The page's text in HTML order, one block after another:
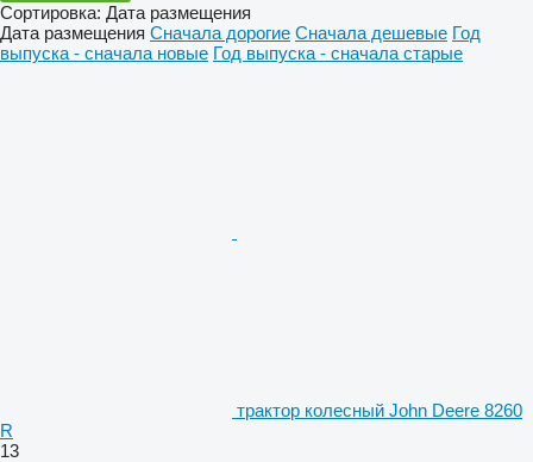
Сортировка: Дата размещения
Дата размещения Сначала дорогие Сначала дешевые Год
выпуска - сначала новые Год выпуска - сначала старые
трактор колесный John Deere 8260
R
13